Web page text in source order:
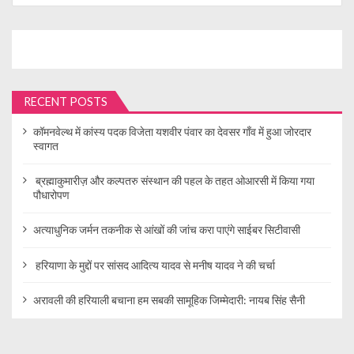
RECENT POSTS
कॉमनवेल्थ में कांस्य पदक विजेता यशवीर पंवार का देवसर गाँव में हुआ जोरदार
स्वागत
ब्रह्माकुमारीज़ और कल्पतरु संस्थान की पहल के तहत ओआरसी में किया गया
पौधारोपण
अत्याधुनिक जर्मन तकनीक से आंखों की जांच करा पाएंगे साईबर सिटीवासी
हरियाणा के मुद्दों पर सांसद आदित्य यादव से मनीष यादव ने की चर्चा
अरावली की हरियाली बचाना हम सबकी सामूहिक जिम्मेदारी: नायब सिंह सैनी